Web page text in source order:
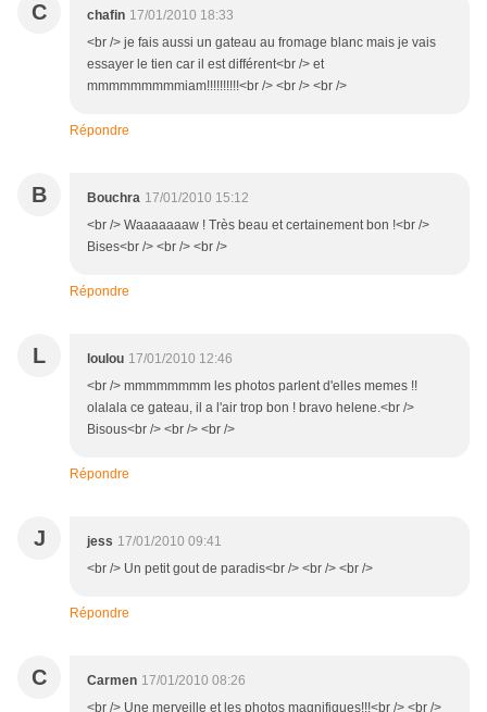
C chafin 17/01/2010 18:33
<br /> je fais aussi un gateau au fromage blanc mais je vais
essayer le tien car il est différent<br /> et
mmmmmmmmmiam!!!!!!!!!!<br /> <br /> <br />
Répondre
B Bouchra 17/01/2010 15:12
<br /> Waaaaaaaw ! Très beau et certainement bon !<br />
Bises<br /> <br /> <br />
Répondre
L loulou 17/01/2010 12:46
<br /> mmmmmmmm les photos parlent d'elles memes !!
olalala ce gateau, il a l'air trop bon ! bravo helene.<br />
Bisous<br /> <br /> <br />
Répondre
J jess 17/01/2010 09:41
<br /> Un petit gout de paradis<br /> <br /> <br />
Répondre
C Carmen 17/01/2010 08:26
<br /> Une merveille et les photos magnifiques!!!<br /> <br />